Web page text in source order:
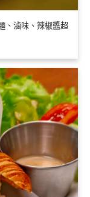
、滷味、辣椒醬超